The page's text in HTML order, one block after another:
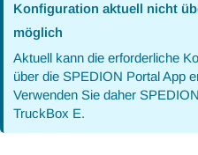
Konfiguration aktuell nicht
möglich
Aktuell kann die erforderliche
über die SPEDION Portal App
Verwenden Sie daher
TruckBox E.